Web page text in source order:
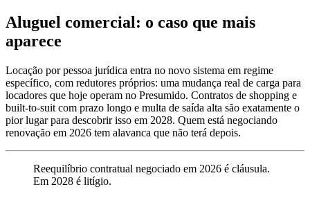
Aluguel comercial: o caso que mais
aparece
Locação por pessoa jurídica entra no novo sistema em regime
específico, com redutores próprios: uma mudança real de carga para
locadores que hoje operam no Presumido. Contratos de shopping e
built-to-suit com prazo longo e multa de saída alta são exatamente o
pior lugar para descobrir isso em 2028. Quem está negociando
renovação em 2026 tem alavanca que não terá depois.
Reequilíbrio contratual negociado em 2026 é cláusula.
Em 2028 é litígio.